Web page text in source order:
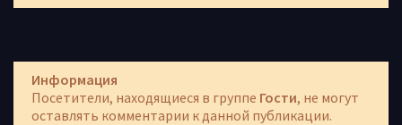
Информация
Посетители, находящиеся в группе Гости, не могут
оставлять комментарии к данной публикации.